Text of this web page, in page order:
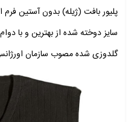
سایز دوخته شده از بهترین و با
گلدوزی شده مصوب سازمان